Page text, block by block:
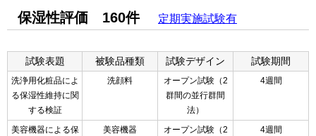
保湿性評価 160件 定期実施試験有
試験表題 被験品種類 試験デザイン 試験期間
洗浄用化粧品によ
る保湿性維持に関
する検証
洗顔料
オープン試験（2
群間の並行群間
法）
4週間
美容機器による保
美容機器
オープン試験（2
4週間